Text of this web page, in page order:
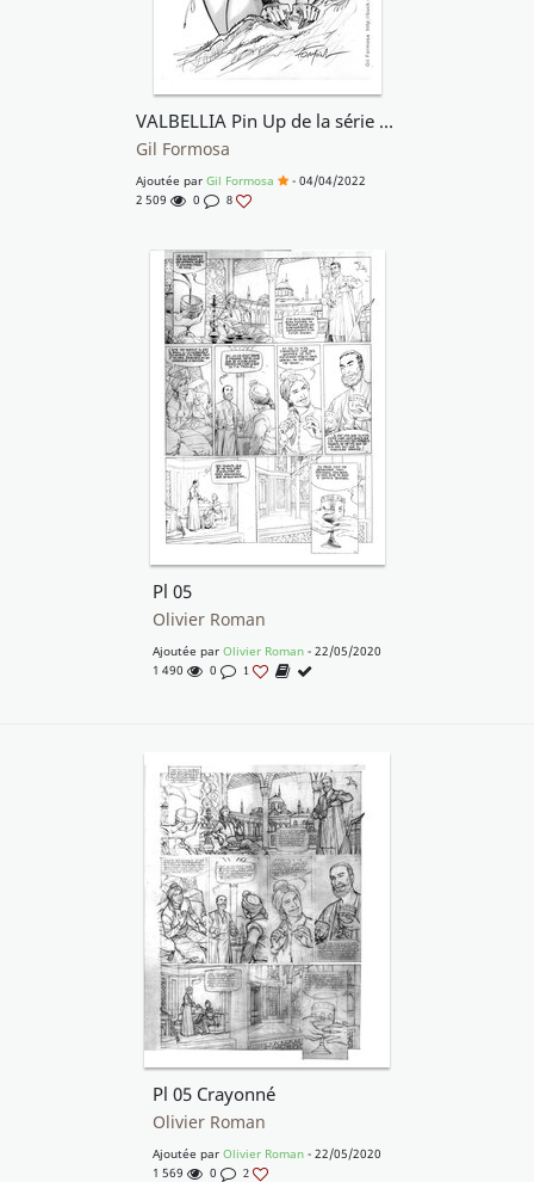
VALBELLIA Pin Up de la série CARGAL
Gil Formosa
Ajoutée par Gil Formosa
- 04/04/2022
2 509
0 8
Pl 05
Olivier Roman
Ajoutée par Olivier Roman - 22/05/2020
1 490
0 1
Pl 05 Crayonné
Olivier Roman
Ajoutée par Olivier Roman - 22/05/2020
1 569
0 2